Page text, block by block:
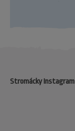
Stromácky Instagram